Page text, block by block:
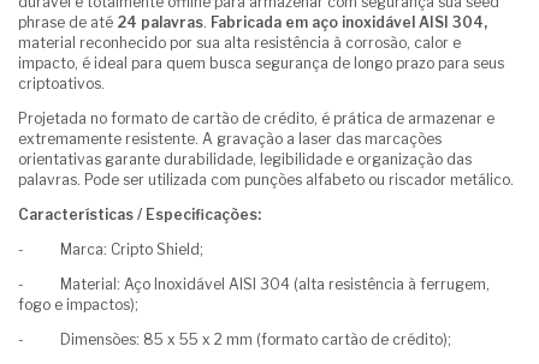
phrase de até 24 palavras. Fabricada em aço inoxidável AISI 304,
material reconhecido por sua alta resistência à corrosão, calor e
impacto, é ideal para quem busca segurança de longo prazo para seus
criptoativos.
Projetada no formato de cartão de crédito, é prática de armazenar e
extremamente resistente. A gravação a laser das marcações
orientativas garante durabilidade, legibilidade e organização das
palavras. Pode ser utilizada com punções alfabeto ou riscador metálico.
Características / Especificações:
- Marca: Cripto Shield;
- Material: Aço Inoxidável AISI 304 (alta resistência à ferrugem,
fogo e impactos);
- Dimensões: 85 x 55 x 2 mm (formato cartão de crédito);